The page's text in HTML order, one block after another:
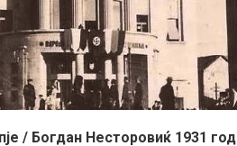
/ Богдан Несторовиќ 1931